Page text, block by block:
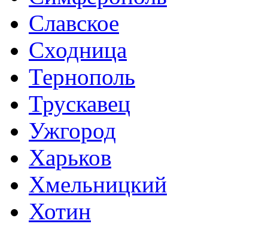
Славское
Сходница
Тернополь
Трускавец
Ужгород
Харьков
Хмельницкий
Хотин